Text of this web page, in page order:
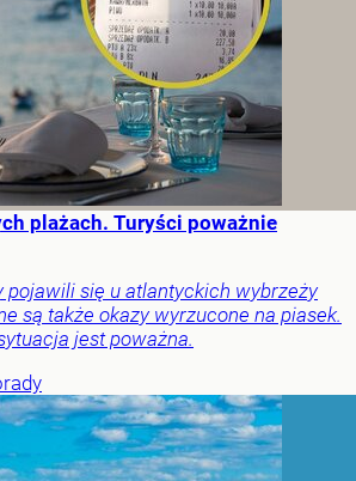
plażach. Turyści poważnie
pojawili się u atlantyckich wybrzeży
są także okazy wyrzucone na piasek.
jest poważna.